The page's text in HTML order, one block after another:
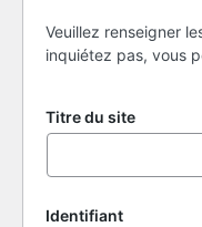
Veuillez renseigner
inquiétez pas, vous
Titre du site
Identifiant